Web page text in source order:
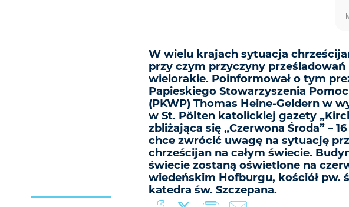
W wielu krajach sytuacja
przy czym przyczyny
wielorakie. Poinformował o tym
Papieskiego Stowarzyszenia
(PKWP) Thomas Heine-Geldern w
w St. Pölten katolickiej gazety
zbliżająca się „Czerwona Środa” –
chce zwrócić uwagę na sytuację
chrześcijan na całym świecie.
świecie zostaną oświetlone na
wiedeńskim Hofburgu, kościół pw.
katedra św. Szczepana.